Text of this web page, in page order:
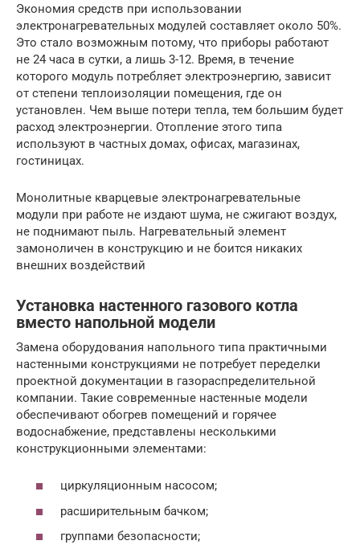
Экономия средств при использовании
электронагревательных модулей составляет около 50%.
Это стало возможным потому, что приборы работают
не 24 часа в сутки, а лишь 3-12. Время, в течение
которого модуль потребляет электроэнергию, зависит
от степени теплоизоляции помещения, где он
установлен. Чем выше потери тепла, тем большим будет
расход электроэнергии. Отопление этого типа
используют в частных домах, офисах, магазинах,
гостиницах.
Монолитные кварцевые электронагревательные
модули при работе не издают шума, не сжигают воздух,
не поднимают пыль. Нагревательный элемент
замоноличен в конструкцию и не боится никаких
внешних воздействий
Установка настенного газового котла
вместо напольной модели
Замена оборудования напольного типа практичными
настенными конструкциями не потребует переделки
проектной документации в газораспределительной
компании. Такие современные настенные модели
обеспечивают обогрев помещений и горячее
водоснабжение, представлены несколькими
конструкционными элементами:
циркуляционным насосом;
расширительным бачком;
группами безопасности;